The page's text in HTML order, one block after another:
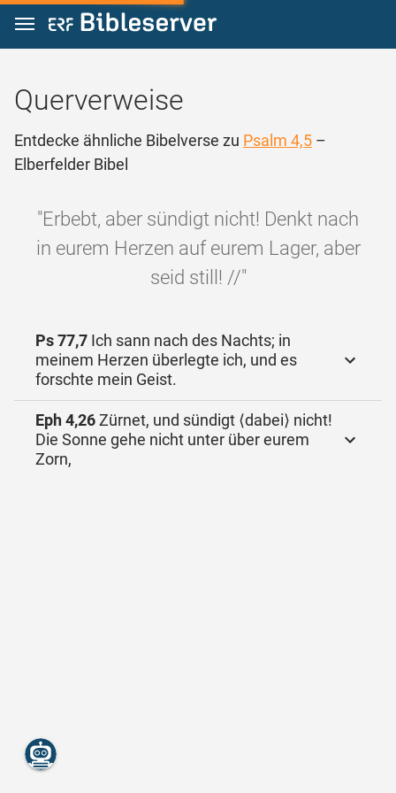
Zum Inhalt springen
Querverweise
Entdecke ähnliche Bibelverse zu Psalm 4,5 –
Elberfelder Bibel
"Erbebt, aber sündigt nicht! Denkt nach
in eurem Herzen auf eurem Lager, aber
seid still! //"
Ps 77,7 Ich sann nach des Nachts; in
meinem Herzen überlegte ich, und es
forschte mein Geist.
Eph 4,26Zürnet, und sündigt ⟨dabei⟩ nicht!
Die Sonne gehe nicht unter über eurem
Zorn,